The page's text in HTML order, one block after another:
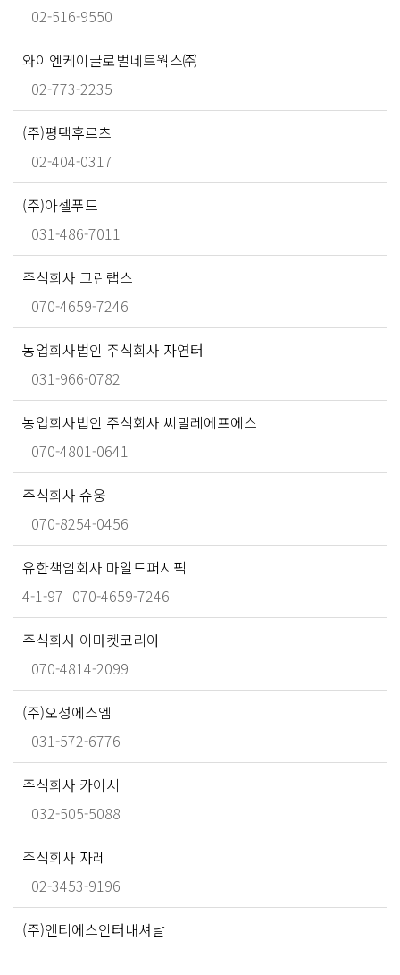
02-516-9550
와이엔케이글로벌네트웍스㈜
02-773-2235
(주)평택후르츠
02-404-0317
(주)아셀푸드
031-486-7011
주식회사 그린랩스
070-4659-7246
농업회사법인 주식회사 자연터
031-966-0782
농업회사법인 주식회사 씨밀레에프에스
070-4801-0641
주식회사 슈웅
070-8254-0456
유한책임회사 마일드퍼시픽
4-1-97 070-4659-7246
주식회사 이마켓코리아
070-4814-2099
(주)오성에스엠
031-572-6776
주식회사 카이시
032-505-5088
주식회사 자레
02-3453-9196
(주)엔티에스인터내셔날